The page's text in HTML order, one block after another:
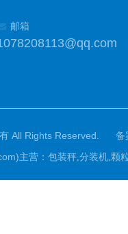
邮箱
All Rights Reserved.
备
主营： 包装秤,分装机,颗